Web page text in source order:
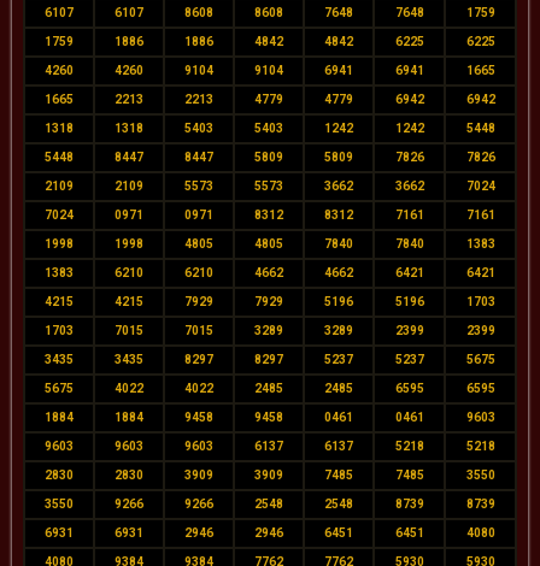
6107 6107 8608 8608 7648 7648 1759
1759 1886 1886 4842 4842 6225 6225
4260 4260 9104 9104 6941 6941 1665
1665 2213 2213 4779 4779 6942 6942
1318 1318 5403 5403 1242 1242 5448
5448 8447 8447 5809 5809 7826 7826
2109 2109 5573 5573 3662 3662 7024
7024 0971 0971 8312 8312 7161 7161
1998 1998 4805 4805 7840 7840 1383
1383 6210 6210 4662 4662 6421 6421
4215 4215 7929 7929 5196 5196 1703
1703 7015 7015 3289 3289 2399 2399
3435 3435 8297 8297 5237 5237 5675
5675 4022 4022 2485 2485 6595 6595
1884 1884 9458 9458 0461 0461 9603
9603 9603 9603 6137 6137 5218 5218
2830 2830 3909 3909 7485 7485 3550
3550 9266 9266 2548 2548 8739 8739
6931 6931 2946 2946 6451 6451 4080
4080 9384 9384 7762 7762 5930 5930